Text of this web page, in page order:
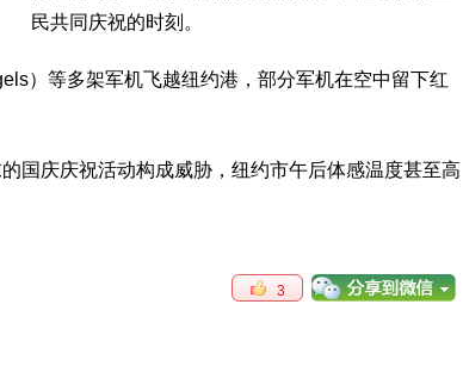
民共同庆祝的时刻。
）等多架军机飞越纽约港，部分军机在空中留下红
国庆庆祝活动构成威胁，纽约市午后体感温度甚至高
3